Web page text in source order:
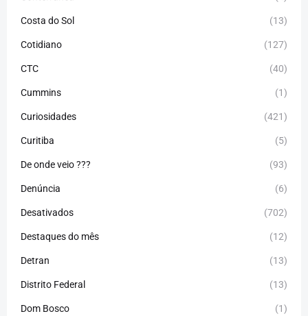
Costa do Sol (13)
Cotidiano (127)
CTC (40)
Cummins (1)
Curiosidades (421)
Curitiba (5)
De onde veio ??? (93)
Denúncia (6)
Desativados (702)
Destaques do mês (12)
Detran (13)
Distrito Federal (13)
Dom Bosco (1)